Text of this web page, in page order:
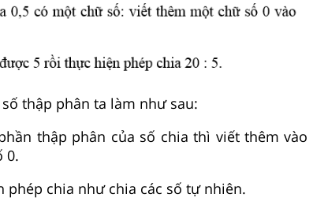
thập phân ta làm như sau:
thập phân của số chia thì viết thêm vào
0.
phép chia như chia các số tự nhiên.